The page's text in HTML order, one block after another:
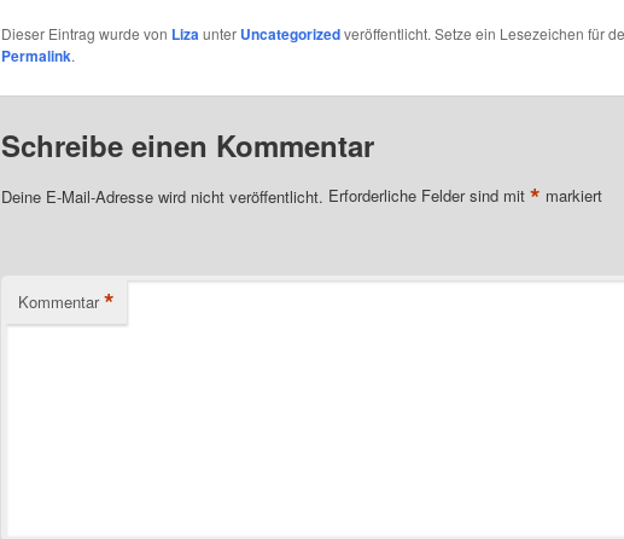
Dieser Eintrag wurde von Lizaunter Uncategorizedveröffentlicht. Setze ein Lesezeichen für
Permalink.
Schreibe einen Kommentar
Deine E-Mail-Adresse wird nicht veröffentlicht. Erforderliche Felder sind mit * markiert
Kommentar *